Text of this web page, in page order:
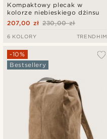
Kompaktowy plecak w
kolorze niebieskiego dżinsu
230,00 zł
207,00 zł
6 KOLORY TRENDHIM
-10%
Bestsellery